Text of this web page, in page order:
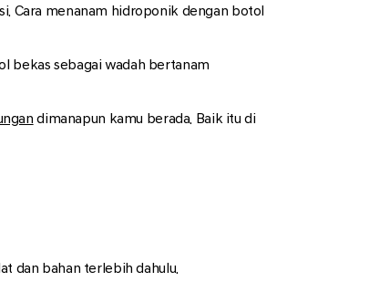
Cara menanam hidroponik dengan botol
bekas sebagai wadah bertanam
dimanapun kamu berada. Baik itu di
dan bahan terlebih dahulu.